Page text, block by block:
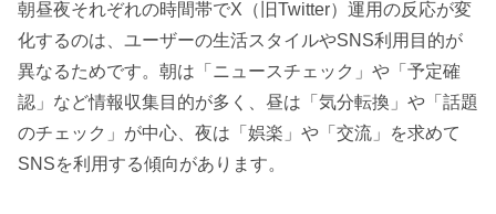
朝昼夜それぞれの時間帯でX（旧Twitter）運用の反応が変
化するのは、ユーザーの生活スタイルやSNS利用目的が
異なるためです。朝は「ニュースチェック」や「予定確
認」など情報収集目的が多く、昼は「気分転換」や「話題
のチェック」が中心、夜は「娯楽」や「交流」を求めて
SNSを利用する傾向があります。